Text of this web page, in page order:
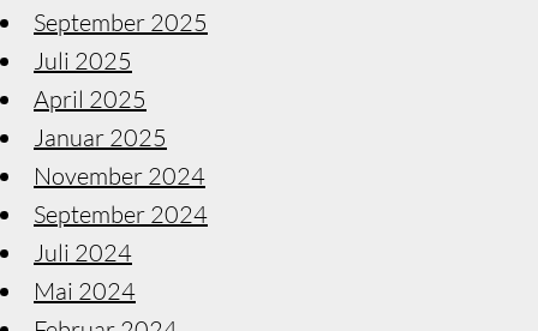
September 2025
Juli 2025
April 2025
Januar 2025
November 2024
September 2024
Juli 2024
Mai 2024